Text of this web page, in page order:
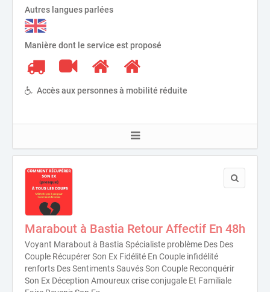
Autres langues parlées
Manière dont le service est proposé
Accès aux personnes à mobilité réduite
Marabout à Bastia Retour Affectif En 48h
Voyant Marabout à Bastia Spécialiste problème Des Des
Couple Récupérer Son Ex Fidélité En Couple infidélité
renforts Des Sentiments Sauvés Son Couple Reconquérir
Son Ex Déception Amoureux crise conjugale Et Familiale